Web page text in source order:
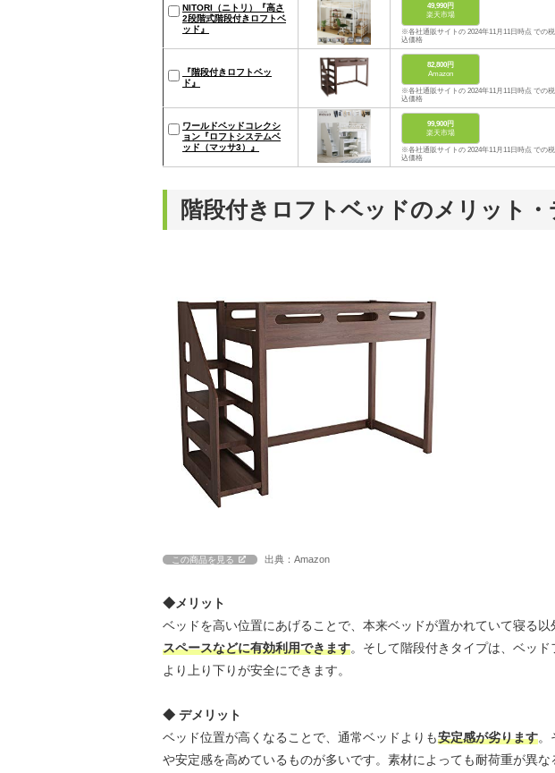
NITORI（ニトリ）『高さ
2段階式階段付きロフトベ
ッド』
49,990円
楽天市場
※各社通販サイトの 2024年11月11日時点 での税
込価格
『階段付きロフトベッ
ド』
82,800円
Amazon
※各社通販サイトの 2024年11月11日時点 での税
込価格
ワールドベッドコレクシ
ョン『ロフトシステムベ
ッド（マッサ3）』
99,900円
楽天市場
※各社通販サイトの 2024年11月11日時点 での税
込価格
階段付きロフトベッドのメリット・
この商品を見る 出典：Amazon
◆メリット
ベッドを高い位置にあげることで、本来ベッドが置かれていて寝る以
スペースなどに有効利用できます。そして階段付きタイプは、ベッ
より上り下りが安全にできます。
◆ デメリット
ベッド位置が高くなることで、通常ベッドよりも安定感が劣ります。
や安定感を高めているものが多いです。素材によっても耐荷重が異な